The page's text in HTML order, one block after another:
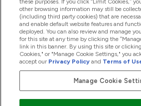
2026 The Hut.com Ltd
these purposes. If you click “Limit Cookies,”
other browsing information may still be
(including third party cookies) that are
and enable default website features and
deployed. You can also review and manage
for this site at any time by clicking the
link in this banner. By using this site or
Cookies," or "Manage Cookie Settings," you
accept our Privacy Policyand Terms of
Manage Cookie